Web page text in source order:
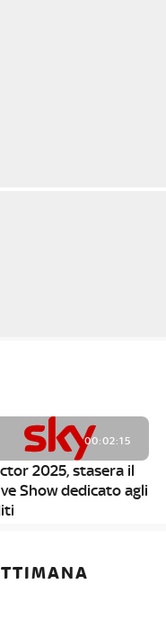
00:02:15
2025, stasera il
Show dedicato agli